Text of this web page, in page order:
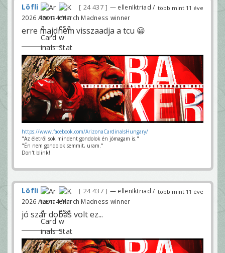
több mint 11 éve
Löfli 24 437
— ellenIktriad /
2026 Arena4 March Madness winner
erre majdnem visszaadja a tcu 😀
https://www.facebook.com/ArizonaCardinalsHungary/
"Az életről sok mindent gondolok én jómagam is."
"Én nem gondolok semmit, uram."
Don't blink!
több mint 11 éve
Löfli 24 437
— ellenIktriad /
2026 Arena4 March Madness winner
jó szar dobás volt ez...